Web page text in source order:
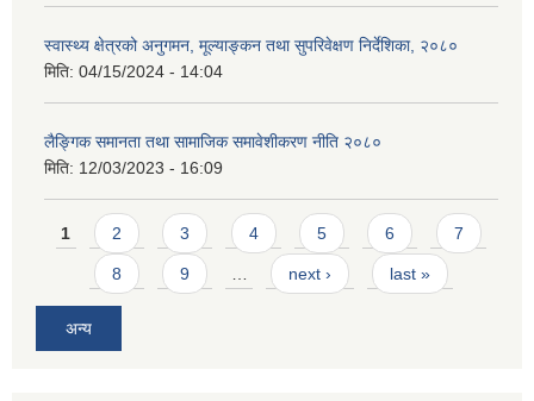
स्वास्थ्य क्षेत्रको अनुगमन, मूल्याङ्कन तथा सुपरिवेक्षण निर्देशिका, २०८०
मिति: 04/15/2024 - 14:04
लैङ्गिक समानता तथा सामाजिक समावेशीकरण नीति २०८०
मिति: 12/03/2023 - 16:09
Pages
1 2 3 4 5 6 7
8 9 next › last »
अन्य